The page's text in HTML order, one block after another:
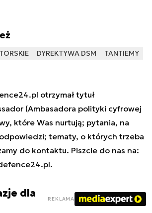
DYREKTYWA DSM TANTIEMY
otrzymał tytuł
(Ambasadora polityki cyfrowej
które Was nurtują; pytania, na
tematy, o których trzeba
do kontaktu. Piszcie do nas na:
.
dla
REKLAMA